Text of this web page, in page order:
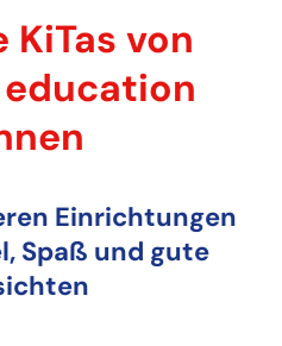
KiTas von
Einrichtungen
Spaß und gute